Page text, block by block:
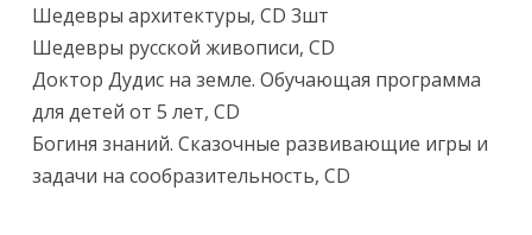
Шедевры архитектуры, CD 3шт
Шедевры русской живописи, CD
Доктор Дудис на земле. Обучающая программа
для детей от 5 лет, CD
Богиня знаний. Сказочные развивающие игры и
задачи на сообразительность, CD